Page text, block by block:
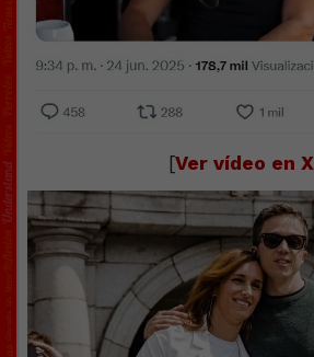
[Ver vídeo en X